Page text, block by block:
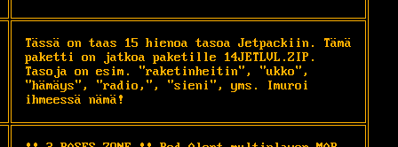
Tässä on taas 15 hienoa tasoa Jetpackiin. Tämä
paketti on jatkoa paketille 14JETLVL.ZIP.
Tasoja on esim. "raketinheitin", "ukko",
"hämäys", "radio,", "sieni", yms. Imuroi
ihmeessä nämä!